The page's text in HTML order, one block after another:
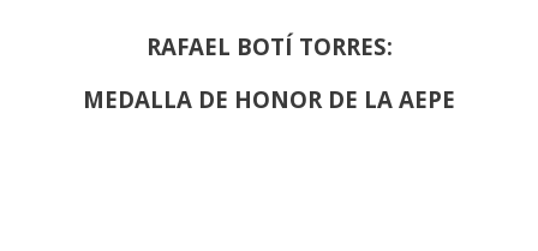
RAFAEL BOTÍ TORRES:
MEDALLA DE HONOR DE LA AEPE